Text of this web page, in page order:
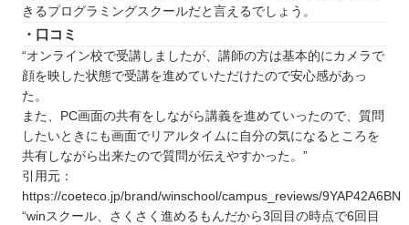
きるプログラミングスクールだと言えるでしょう。
・口コミ
“オンライン校で受講しましたが、講師の方は基本的にカメラで
顔を映した状態で受講を進めていただけたので安心感があっ
た。
また、PC画面の共有をしながら講義を進めていったので、質問
したいときにも画面でリアルタイムに自分の気になるところを
共有しながら出来たので質問が伝えやすかった。”
引用元：
https://coeteco.jp/brand/winschool/campus_reviews/9YAP42A6BN
“winスクール、さくさく進めるもんだから3回目の時点で6回目